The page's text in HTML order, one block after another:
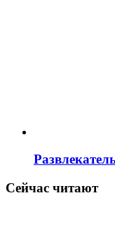
Сейчас читают